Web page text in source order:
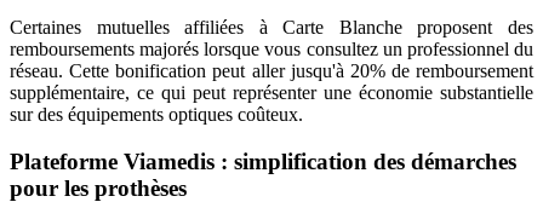
Certaines mutuelles affiliées à Carte Blanche proposent des
remboursements majorés lorsque vous consultez un professionnel du
réseau. Cette bonification peut aller jusqu'à 20% de remboursement
supplémentaire, ce qui peut représenter une économie substantielle
sur des équipements optiques coûteux.
Plateforme Viamedis : simplification des démarches
pour les prothèses